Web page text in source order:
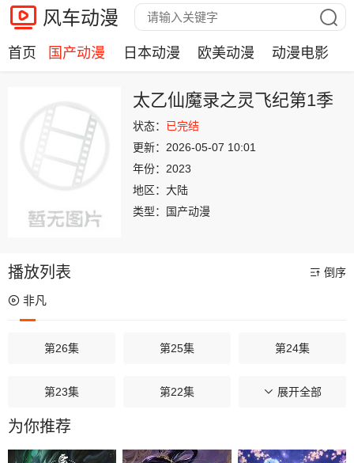
风车动漫
首页 国产动漫 日本动漫 欧美动漫 动漫电影
太乙仙魔录之灵飞纪第1季
状态： 已完结
更新： 2026-05-07 10:01
年份： 2023
地区： 大陆
类型：
国产动漫
播放列表 倒序
非凡
第26集 第25集 第24集
第23集 第22集 第21集
第20集
展开全部
为你推荐